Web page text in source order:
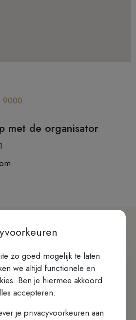
9000
met de organisator
via dit formulier
3 personen)
zo goed mogelijk te laten
we altijd functionele en
Ben je hiermee akkoord
accepteren.
je privacyvoorkeuren aan